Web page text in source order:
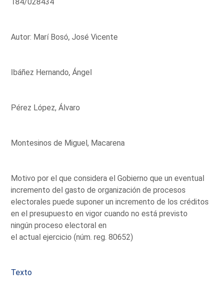
Autor: Marí Bosó, José Vicente
Ibáñez Hernando, Ángel
Pérez López, Álvaro
Montesinos de Miguel, Macarena
Motivo por el que considera el Gobierno que un eventual
incremento del gasto de organización de procesos
electorales puede suponer un incremento de los créditos
en el presupuesto en vigor cuando no está previsto
ningún proceso electoral en
el actual ejercicio (núm. reg. 80652)
Texto